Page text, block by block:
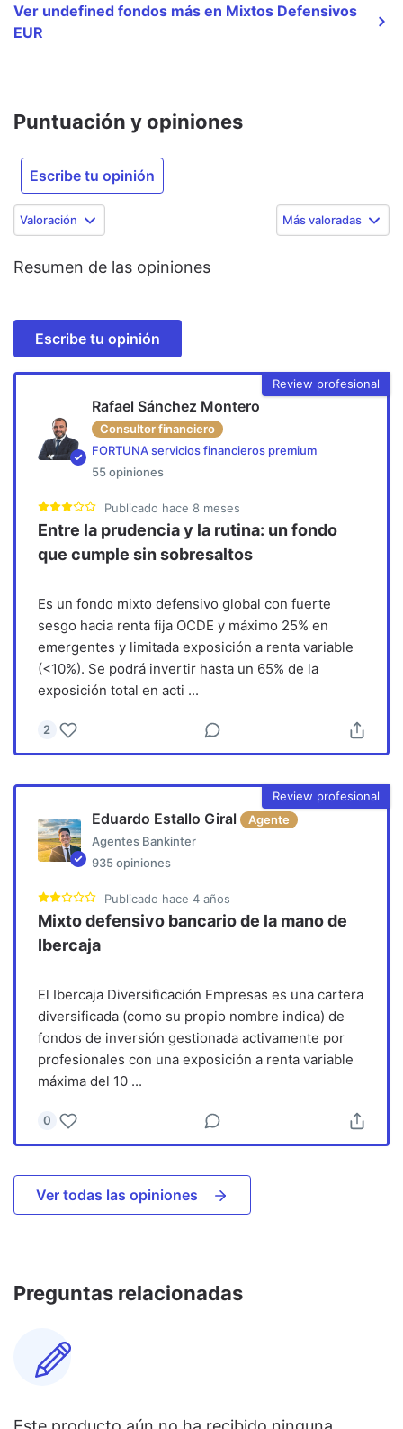
Ver undefined fondos más en Mixtos Defensivos
EUR
Puntuación y opiniones
Escribe tu opinión
Valoración Más valoradas
Resumen de las opiniones
Escribe tu opinión
Review profesional
Rafael Sánchez Montero
Consultor financiero
FORTUNA servicios financieros premium
55 opiniones
Publicado hace 8 meses
Entre la prudencia y la rutina: un fondo
que cumple sin sobresaltos
Es un fondo mixto defensivo global con fuerte
sesgo hacia renta fija OCDE y máximo 25% en
emergentes y limitada exposición a renta variable
(<10%). Se podrá invertir hasta un 65% de la
exposición total en acti ...
2
Review profesional
Eduardo Estallo Giral
Agente
Agentes Bankinter
935 opiniones
Publicado hace 4 años
Mixto defensivo bancario de la mano de
Ibercaja
El Ibercaja Diversificación Empresas es una cartera
diversificada (como su propio nombre indica) de
fondos de inversión gestionada activamente por
profesionales con una exposición a renta variable
máxima del 10...
0
Ver todas las opiniones
Preguntas relacionadas